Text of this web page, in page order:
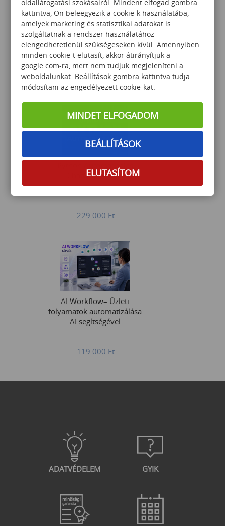
Navisworks alapozó
tanfolyam
198 000Ft
Python Automatizálás
ChatGPT API-val
229 000 Ft
AI Workflow– Üzleti
folyamatok automatizálása
AI segítségével
119 000 Ft
ADATVÉDELEM GYIK
oldallátogatási szokásairól. Mindent elfogad gombra
kattintva, Ön beleegyezik a cookie-k használatába,
amelyek marketing és statisztikai adatokat is
szolgáltatnak a rendszer használatához
elengedhetetlenül szükségeseken kívül. Amennyiben
minden cookie-t elutasít, akkor átirányítjuk a
google.com-ra, mert nem tudjuk megjeleníteni a
weboldalunkat. Beállítások gombra kattintva tudja
módosítani az engedélyezett cookie-kat.
MINDET ELFOGADOM
BEÁLLÍTÁSOK
ELUTASÍTOM